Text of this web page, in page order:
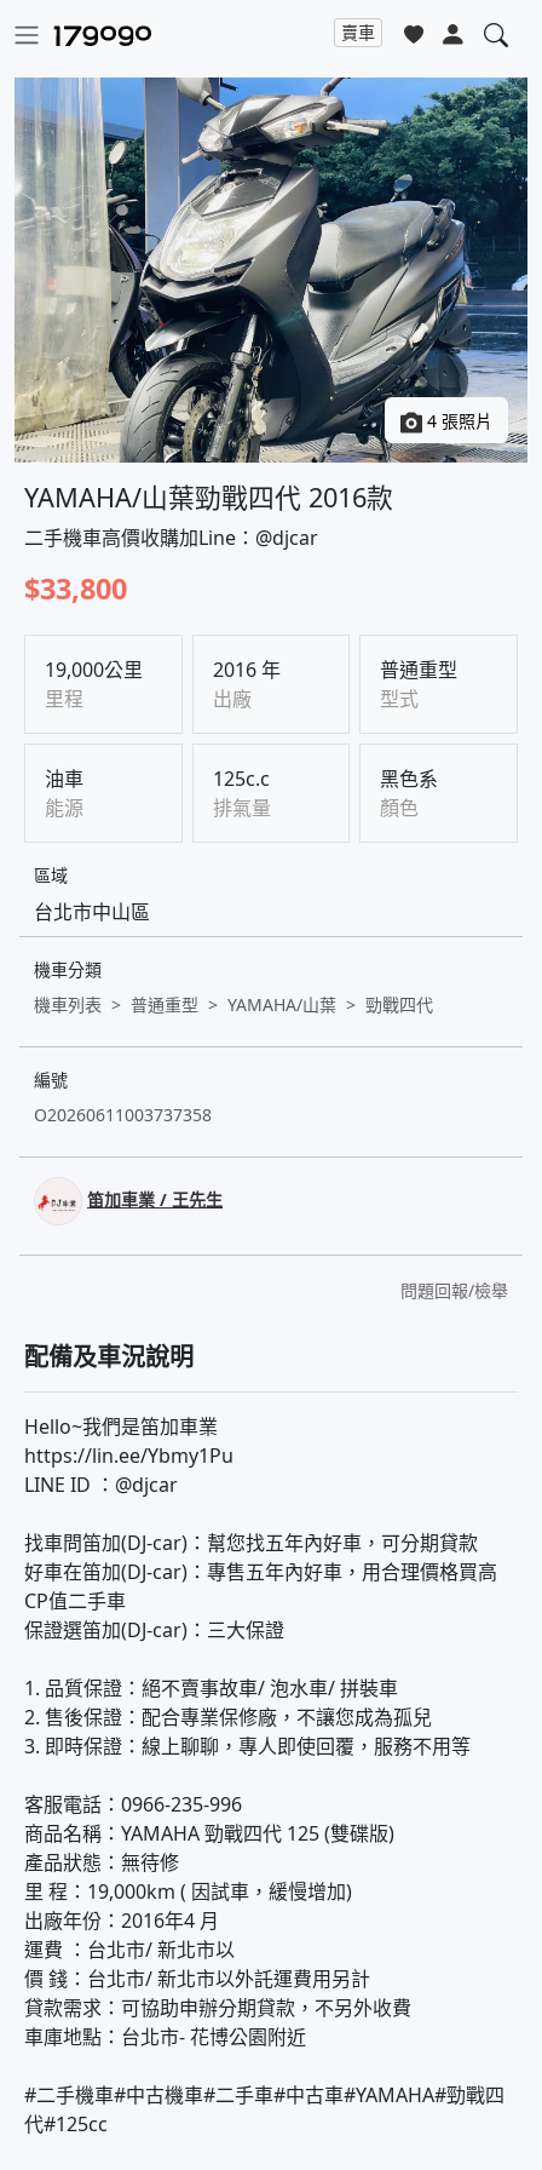
賣車
4 張照片
YAMAHA/山葉勁戰四代 2016款
二手機車高價收購加Line：@djcar
$33,800
19,000公里
里程
2016 年
出廠
普通重型
型式
油車
能源
125c.c
排氣量
黑色系
顏色
區域
台北市中山區
機車分類
機車列表
普通重型 YAMAHA/山葉 勁戰四代
編號
O20260611003737358
笛加車業 / 王先生
問題回報/檢舉
配備及車況說明
Hello~我們是笛加車業
https://lin.ee/Ybmy1Pu
LINE ID ：@djcar
找車問笛加(DJ-car)：幫您找五年內好車，可分期貸款
好車在笛加(DJ-car)：專售五年內好車，用合理價格買高
CP值二手車
保證選笛加(DJ-car)：三大保證
1. 品質保證：絕不賣事故車/ 泡水車/ 拼裝車
2. 售後保證：配合專業保修廠，不讓您成為孤兒
3. 即時保證：線上聊聊，專人即使回覆，服務不用等
客服電話：0966-235-996
商品名稱：YAMAHA 勁戰四代 125 (雙碟版)
產品狀態：無待修
里 程：19,000km ( 因試車，緩慢增加)
出廠年份：2016年4 月
運費 ：台北市/ 新北市以
價 錢：台北市/ 新北市以外託運費用另計
貸款需求：可協助申辦分期貸款，不另外收費
車庫地點：台北市- 花博公園附近
#二手機車#中古機車#二手車#中古車#YAMAHA#勁戰四
代#125cc